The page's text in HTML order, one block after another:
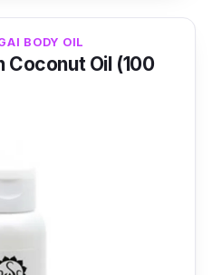
BODY OIL
Coconut Oil (100